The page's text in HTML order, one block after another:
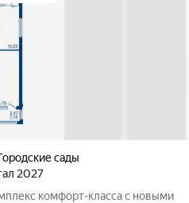
сады
2027
комфoрт-клaсcа c новыми